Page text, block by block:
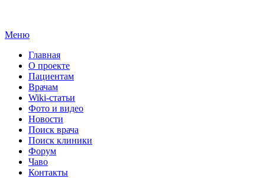
Меню
Главная
О проекте
Пациентам
Врачам
Wiki-статьи
Фото и видео
Новости
Поиск врача
Поиск клиники
Форум
Чаво
Контакты